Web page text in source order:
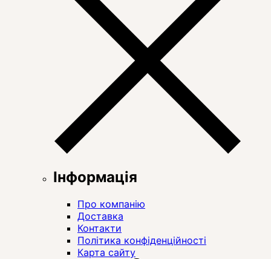
Інформація
Про компанію
Доставка
Контакти
Політика конфіденційності
Карта сайту